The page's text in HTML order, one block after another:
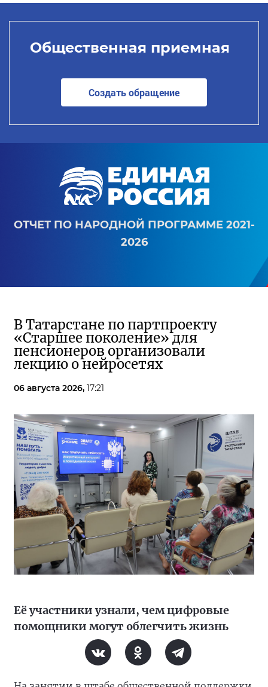
Общественная приемная
Создать обращение
ОТЧЕТ ПО НАРОДНОЙ ПРОГРАММЕ 2021-
2026
В Татарстане по партпроекту
«Старшее поколение» для
пенсионеров организовали
лекцию о нейросетях
06 августа 2026, 17:21
Её участники узнали, чем цифровые
помощники могут облегчить жизнь